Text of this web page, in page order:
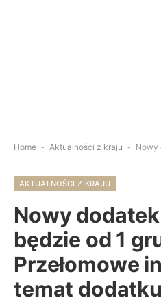
Home - Aktualności z kraju - Nowy
AKTUALNOŚCI Z KRAJU
Nowy
będzie od 1
Przełomowe
temat dodatku